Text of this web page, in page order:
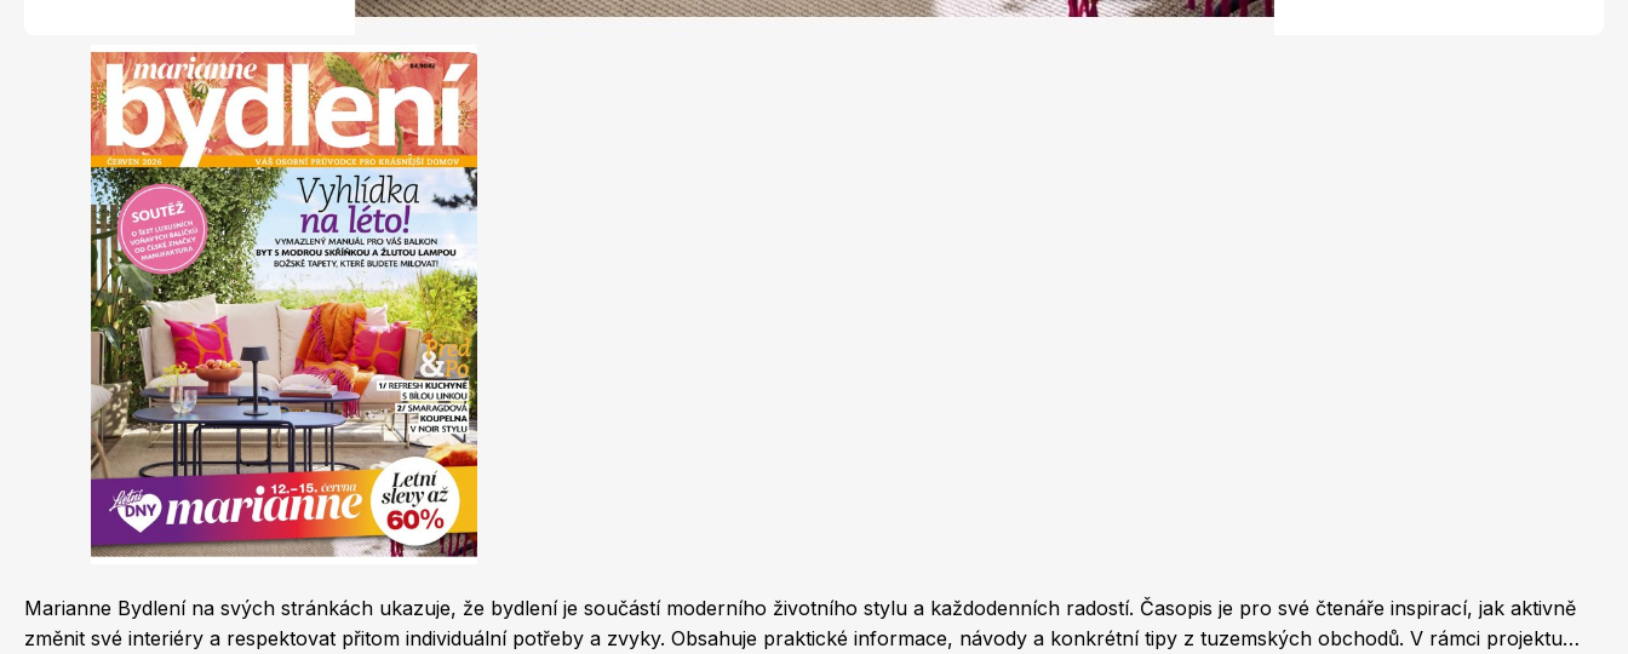
Sudoku a křížovky
Dětské časopisy
Burda Best of Plus
Burda Best of
Burda Kids
Marianne Bydlení na svých stránkách ukazuje, že bydlení je součástí moderního životního stylu a každodenních radostí. Časopis je pro své čtenáře inspirací, jak aktivně
změnit své interiéry a respektovat přitom individuální potřeby a zvyky. Obsahuje praktické informace, návody a konkrétní tipy z tuzemských obchodů. V rámci projektu